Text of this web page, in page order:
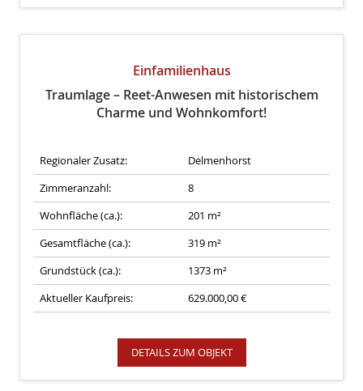
Einfamilienhaus
Traumlage – Reet-Anwesen mit historischem
Charme und Wohnkomfort!
Regionaler Zusatz:
Delmenhorst
Zimmeranzahl:
8
Wohnfläche (ca.):
201 m²
Gesamtfläche (ca.):
319 m²
Grundstück (ca.):
1373 m²
Aktueller Kaufpreis:
629.000,00 €
DETAILS ZUM OBJEKT